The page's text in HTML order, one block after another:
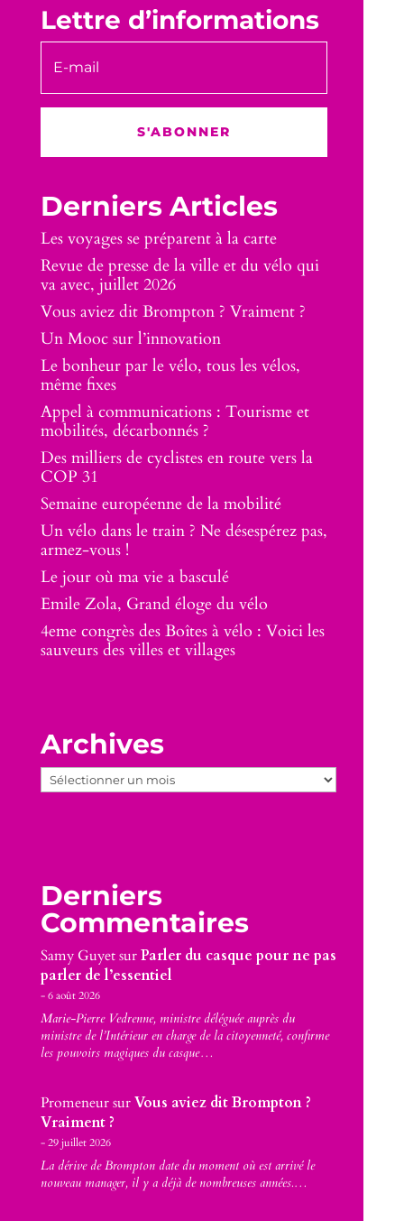
Lettre d’informations
S'ABONNER
Derniers Articles
Les voyages se préparent à la carte
Revue de presse de la ville et du vélo qui
va avec, juillet 2026
Vous aviez dit Brompton ? Vraiment ?
Un Mooc sur l’innovation
Le bonheur par le vélo, tous les vélos,
même fixes
Appel à communications : Tourisme et
mobilités, décarbonnés ?
Des milliers de cyclistes en route vers la
COP 31
Semaine européenne de la mobilité
Un vélo dans le train ? Ne désespérez pas,
armez-vous !
Le jour où ma vie a basculé
Emile Zola, Grand éloge du vélo
4eme congrès des Boîtes à vélo : Voici les
sauveurs des villes et villages
Archives
Archives
Derniers
Commentaires
Samy GuyetsurParler du casque pour ne pas
parler de l’essentiel
6 août 2026
Marie-Pierre Vedrenne, ministre déléguée auprès du
ministre de l’Intérieur en charge de la citoyenneté, confirme
les pouvoirs magiques du casque…
PromeneursurVous aviez dit Brompton ?
Vraiment ?
29 juillet 2026
La dérive de Brompton date du moment où est arrivé le
nouveau manager, il y a déjà de nombreuses années.…